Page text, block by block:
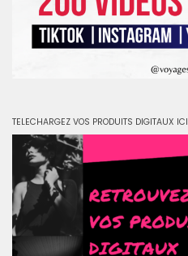
TELECHARGEZ VOS PRODUITS DIGITAUX ICI